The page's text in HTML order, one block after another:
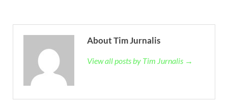
About Tim Jurnalis
View all posts by Tim Jurnalis →